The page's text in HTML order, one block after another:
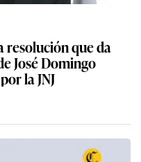
resolución que da
José Domingo
la JNJ